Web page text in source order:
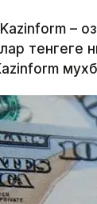
–
тенгеге